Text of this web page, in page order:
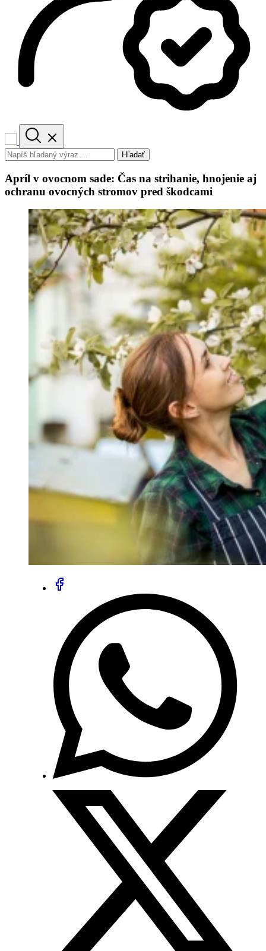
Hľadať
Apríl v ovocnom sade: Čas na strihanie, hnojenie aj
ochranu ovocných stromov pred škodcami